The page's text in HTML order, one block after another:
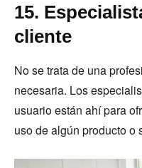
15.
cliente
No se trata de una
necesaria. Los
usuario están ahí para
uso de algún producto o